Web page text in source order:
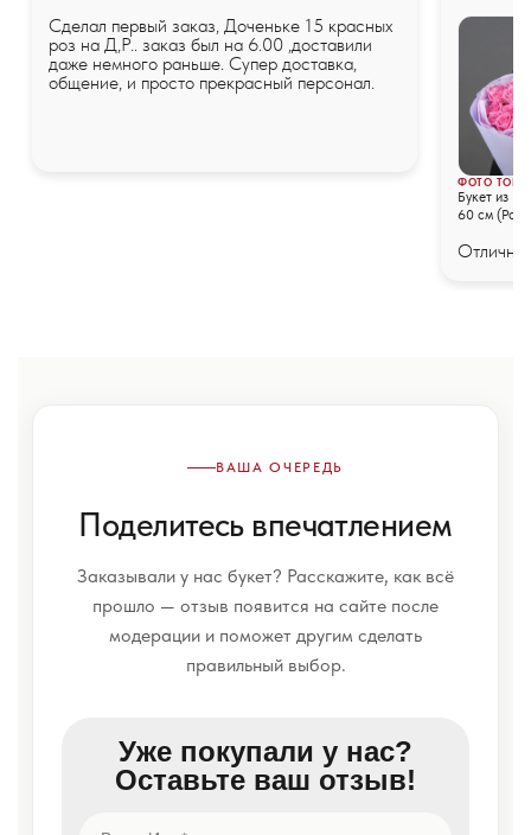
Сделал первый заказ, Доченьке 15 красных
роз на Д,Р.. заказ был на 6.00 ,доставили
даже немного раньше. Супер доставка,
общение, и просто прекрасный персонал.
ФОТО
Букет из
60 см
ВАША ОЧЕРЕДЬ
Поделитесь впечатлением
Заказывали у нас букет? Расскажите, как всё
прошло — отзыв появится на сайте после
модерации и поможет другим сделать
правильный выбор.
Уже покупали у нас?
Оставьте ваш отзыв!